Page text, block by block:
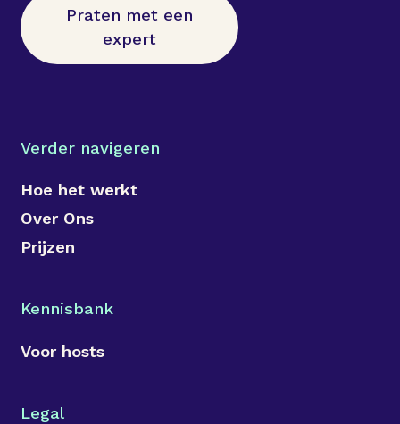
Praten met een
expert
Verder navigeren
Hoe het werkt
Over Ons
Prijzen
Kennisbank
Voor hosts
Legal